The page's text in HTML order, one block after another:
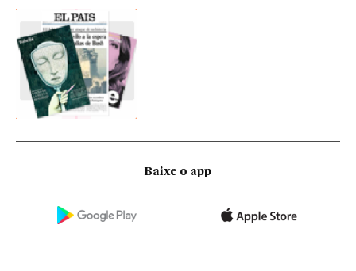
Baixe o app